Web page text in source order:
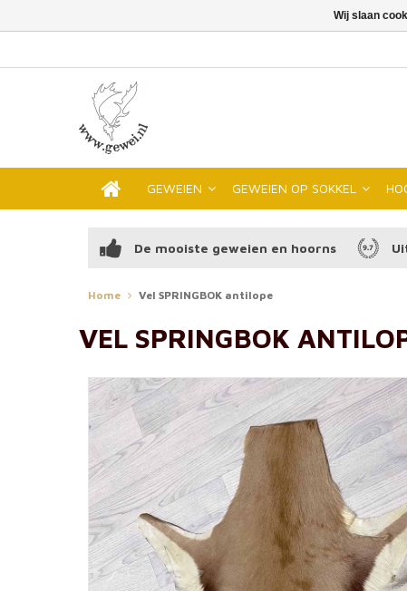
GEWEIEN GEWEIEN OP SOKKEL
De mooiste geweien en hoorns
Home Vel SPRINGBOK antilope
VEL SPRINGBOK
Wij slaan